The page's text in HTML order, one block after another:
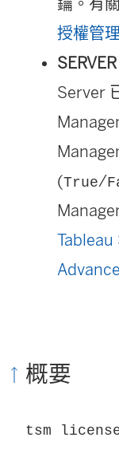
授權管理
Server
(True/
Tableau
概要
tsm